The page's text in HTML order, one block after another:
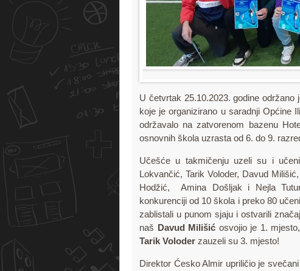
U četvrtak 25.10.2023. godine
koje je organizirano u saradnji Općine
održavalo na zatvorenom bazenu
osnovnih škola uzrasta od 6. do 9.
Učešće u takmičenju uzeli su i
Lokvančić, Tarik Voloder, Davud
Hodžić, Amina Došljak i Nejla
konkurenciji od 10 škola i preko 80
zablistali u punom sjaju i ostvarili
naš Davud Milišić osvojio je 1.
Tarik Voloder zauzeli su 3. mjesto!
Direktor Ćesko Almir upriličio je